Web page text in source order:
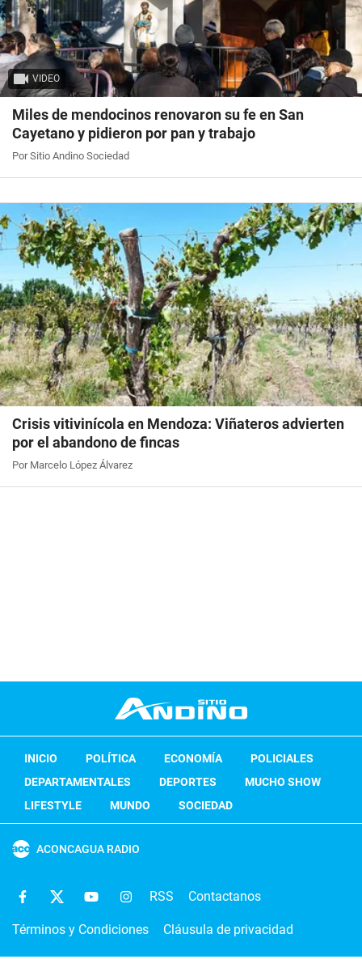
VIDEO
Miles de mendocinos renovaron su fe en San
Cayetano y pidieron por pan y trabajo
Por Sitio Andino Sociedad
Crisis vitivinícola en Mendoza: Viñateros advierten
por el abandono de fincas
Por Marcelo López Álvarez
INICIO POLÍTICA ECONOMÍA
POLICIALES
DEPARTAMENTALES
DEPORTES
MUCHO SHOW
LIFESTYLE
MUNDO SOCIEDAD
ACONCAGUA RADIO
RSS Contactanos
Términos y Condiciones Cláusula de privacidad